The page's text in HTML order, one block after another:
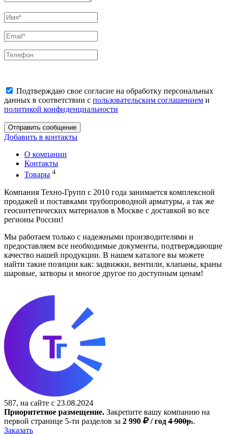
Подтверждаю свое согласие на обработку персональных
данных в соответствии с пользовательским соглашением и
политикой конфиденциальности
Отправить сообщение
Добавить в контакты
О компании
Контакты
Товары 4
Компания Техно-Групп с 2010 года занимается комплексной
продажей и поставками трубопроводной арматуры, а так же
геосинтетических материалов в Москве с доставкой во все
регионы России!
Мы работаем только с надежными производителями и
предоставляем все необходимые документы, подтверждающие
качество нашей продукции. В нашем каталоге вы можете
найти такие позиции как: задвижки, вентили, клапаны, краны
шаровые, затворы и многое другое по доступным ценам!
587, на сайте с 23.08.2024
Приоритетное размещение. Закрепите вашу компанию на
первой странице 5-ти разделов за 2 990 / год 4 900р..
Заказать